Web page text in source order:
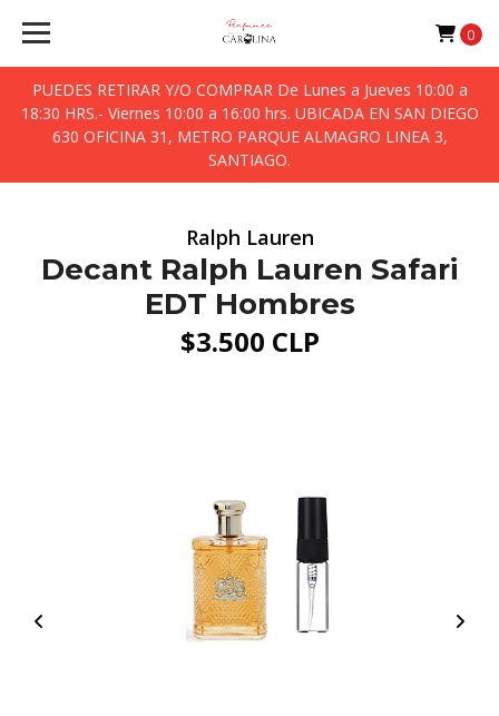
PUEDES RETIRAR Y/O COMPRAR De Lunes a Jueves 10:00 a
18:30 HRS.- Viernes 10:00 a 16:00 hrs. UBICADA EN SAN DIEGO
630 OFICINA 31, METRO PARQUE ALMAGRO LINEA 3,
SANTIAGO.
0
Ralph Lauren
Decant Ralph Lauren Safari
EDT Hombres
$3.500 CLP